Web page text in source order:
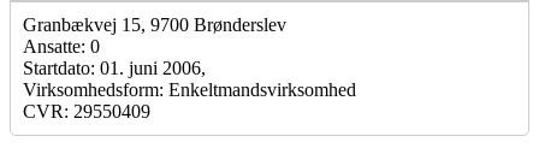
Granbækvej 15, 9700 Brønderslev
Ansatte: 0
Startdato: 01. juni 2006,
Virksomhedsform: Enkeltmandsvirksomhed
CVR: 29550409